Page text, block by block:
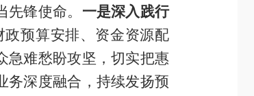
锋使命。 一是深入践行
预算安排、资金资源配
急难愁盼攻坚，切实把惠
务深度融合，持续发扬预